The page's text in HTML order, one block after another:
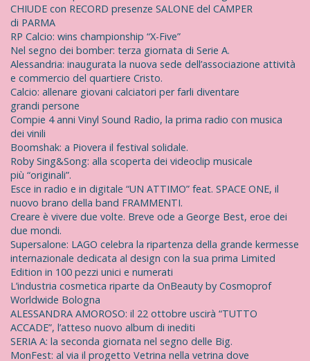
CHIUDE con RECORD presenze SALONE del CAMPER
di PARMA
RP Calcio: wins championship “X-Five”
Nel segno dei bomber: terza giornata di Serie A.
Alessandria: inaugurata la nuova sede dell’associazione attività
e commercio del quartiere Cristo.
Calcio: allenare giovani calciatori per farli diventare
grandi persone
Compie 4 anni Vinyl Sound Radio, la prima radio con musica
dei vinili
Boomshak: a Piovera il festival solidale.
Roby Sing&Song: alla scoperta dei videoclip musicale
più “originali”.
Esce in radio e in digitale “UN ATTIMO” feat. SPACE ONE, il
nuovo brano della band FRAMMENTI.
Creare è vivere due volte. Breve ode a George Best, eroe dei
due mondi.
Supersalone: LAGO celebra la ripartenza della grande kermesse
internazionale dedicata al design con la sua prima Limited
Edition in 100 pezzi unici e numerati
L’industria cosmetica riparte da OnBeauty by Cosmoprof
Worldwide Bologna
ALESSANDRA AMOROSO: il 22 ottobre uscirà “TUTTO
ACCADE”, l’atteso nuovo album di inediti
SERIA A: la seconda giornata nel segno delle Big.
MonFest: al via il progetto Vetrina nella vetrina dove